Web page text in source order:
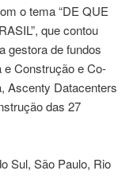
o tema “DE QUE
que contou
gestora de fundos
e Construção e Co-
Ascenty Datacenters
das 27
Sul, São Paulo, Rio